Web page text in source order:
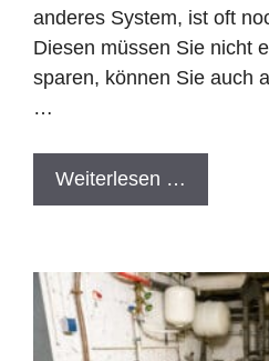
anderes System, ist oft
Diesen müssen Sie nicht
sparen, können Sie auch
…
Weiterlesen …